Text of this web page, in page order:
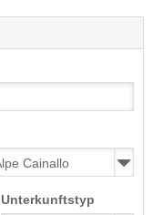
Unterkunftstyp